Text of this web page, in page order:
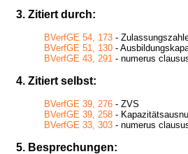
3. Zitiert durch:
BVerfGE 54, 173 -
BVerfGE 51, 130 -
BVerfGE 43, 291 - numerus clausus
4. Zitiert selbst:
BVerfGE 39, 276 - ZVS
BVerfGE 39, 258 -
BVerfGE 33, 303 - numerus clausus
5. Besprechungen: